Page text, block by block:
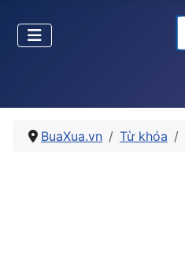
BuaXua.vn Từ khóa